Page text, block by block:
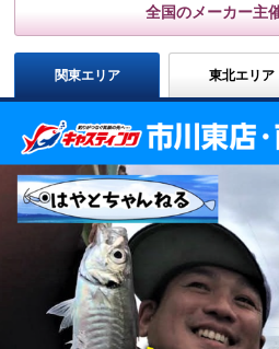
全国のメーカー主
関東エリア 東北エリア